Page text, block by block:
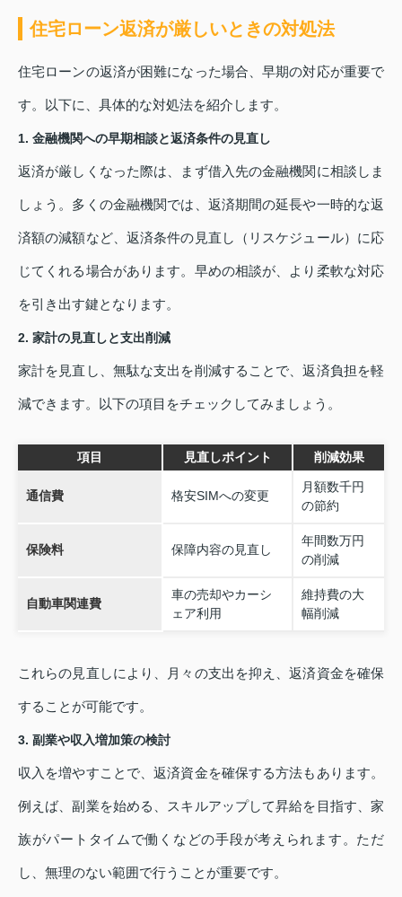
住宅ローン返済が厳しいときの対処法
住宅ローンの返済が困難になった場合、早期の対応が重要で
す。以下に、具体的な対処法を紹介します。
1. 金融機関への早期相談と返済条件の見直し
返済が厳しくなった際は、まず借入先の金融機関に相談しま
しょう。多くの金融機関では、返済期間の延長や一時的な返
済額の減額など、返済条件の見直し（リスケジュール）に応
じてくれる場合があります。早めの相談が、より柔軟な対応
を引き出す鍵となります。
2. 家計の見直しと支出削減
家計を見直し、無駄な支出を削減することで、返済負担を軽
減できます。以下の項目をチェックしてみましょう。
項目 見直しポイント 削減効果
通信費 格安SIMへの変更
月額数千円
の節約
保険料 保障内容の見直し
年間数万円
の削減
自動車関連費
車の売却やカーシ
ェア利用
維持費の大
幅削減
これらの見直しにより、月々の支出を抑え、返済資金を確保
することが可能です。
3. 副業や収入増加策の検討
収入を増やすことで、返済資金を確保する方法もあります。
例えば、副業を始める、スキルアップして昇給を目指す、家
族がパートタイムで働くなどの手段が考えられます。ただ
し、無理のない範囲で行うことが重要です。